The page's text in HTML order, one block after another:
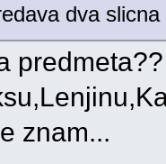
dva
znam...